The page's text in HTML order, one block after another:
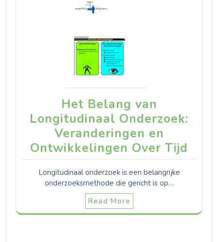
Het Belang van
Longitudinaal Onderzoek:
Veranderingen en
Ontwikkelingen Over Tijd
Longitudinaal onderzoek is een belangrijke
onderzoeksmethode die gericht is op…
Read More